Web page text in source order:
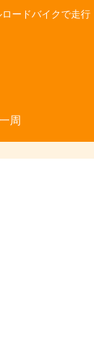
ードバイクで走行
周